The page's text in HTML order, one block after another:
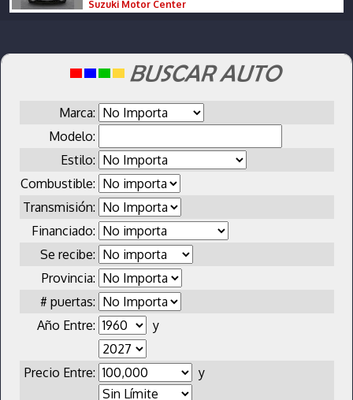
Suzuki Motor Center
Marca:
Modelo:
Estilo:
Combustible:
Transmisión:
Financiado:
Se recibe:
Provincia:
# puertas:
Año Entre:
y
Precio Entre: y